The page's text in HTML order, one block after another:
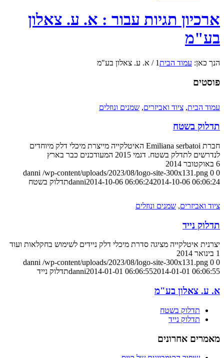
ארכיון תגיות עבור : א. ע. צאלון
בע"מ
הנך כאן: עמוד הבית1
/ א. ע. צאלון בע"מ
פוסטים
עמוד הבית, ציוד ואביזרים, שמנים ונוזלים
תדלוק בשטח
חברת Emiliana serbatoi האיטלקייה מייצרת מיכלי דלק מיוחדים
לנדרשים לתדלק בשטח. דגמי 2015 המעודכנים כבר בארץ
6 באוקטובר 2014
0
0
danni /wp-content/uploads/2023/08/logo-site-300x131.png
danni2014-10-06 06:06:242014-10-06 06:06:24 תדלוק בשטח
ציוד ואביזרים, שמנים ונוזלים
תדלוק נייד
יצרנית איטלקייה מציגה סדרת מיכלי דלק ניידים לשימוש בחקלאות ועוד
1 בינואר 2014
0
0
danni /wp-content/uploads/2023/08/logo-site-300x131.png
danni2014-01-01 06:06:552014-01-01 06:06:55 תדלוק נייד
א. ע. צאלון בע"מ
תדלוק בשטח
תדלוק נייד
מאמרים אחרונים